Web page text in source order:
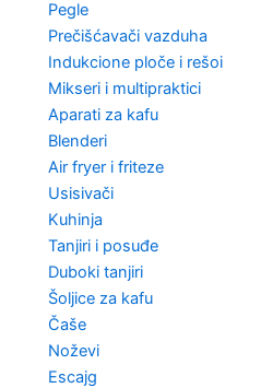
Pegle
Prečišćavači vazduha
Indukcione ploče i rešoi
Mikseri i multipraktici
Aparati za kafu
Blenderi
Air fryer i friteze
Usisivači
Kuhinja
Tanjiri i posuđe
Duboki tanjiri
Šoljice za kafu
Čaše
Noževi
Escajg